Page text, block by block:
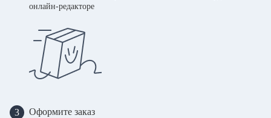
онлайн-редакторе
3 Оформите заказ